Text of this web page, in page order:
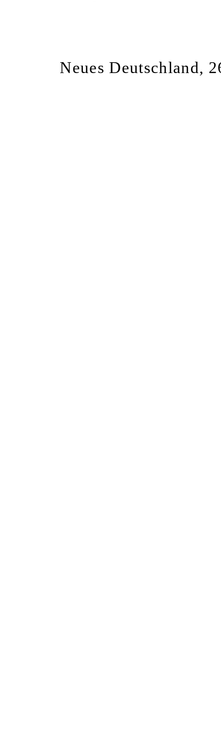
Neues Deutschland,